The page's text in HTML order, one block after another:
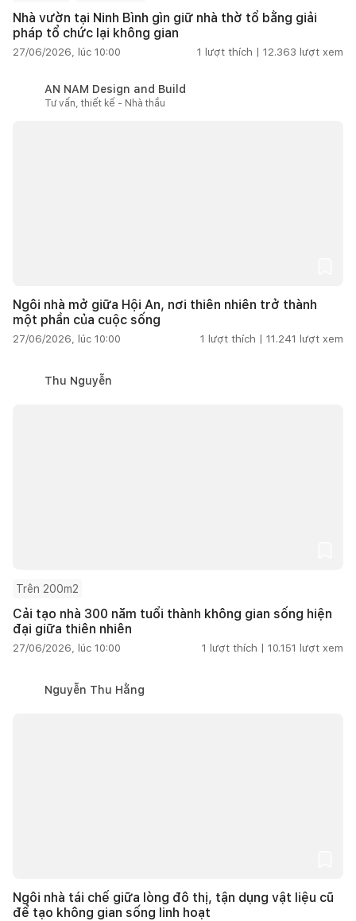
Nhà vườn tại Ninh Bình gìn giữ nhà thờ tổ bằng giải
pháp tổ chức lại không gian
27/06/2026, lúc 10:00 1 lượt thích | 12.363 lượt xem
AN NAM Design and Build
Tư vấn, thiết kế - Nhà thầu
Ngôi nhà mở giữa Hội An, nơi thiên nhiên trở thành
một phần của cuộc sống
27/06/2026, lúc 10:00 1 lượt thích | 11.241 lượt xem
Thu Nguyễn
Trên 200m2
Cải tạo nhà 300 năm tuổi thành không gian sống hiện
đại giữa thiên nhiên
27/06/2026, lúc 10:00 1 lượt thích | 10.151 lượt xem
Nguyễn Thu Hằng
Ngôi nhà tái chế giữa lòng đô thị, tận dụng vật liệu cũ
để tạo không gian sống linh hoạt